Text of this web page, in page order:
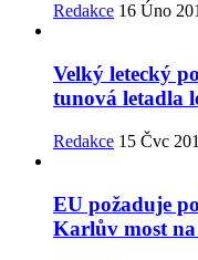
Redakce 16 Úno
Velký letecký
tunová letadla
Redakce 15 Čvc
EU požaduje
Karlův most